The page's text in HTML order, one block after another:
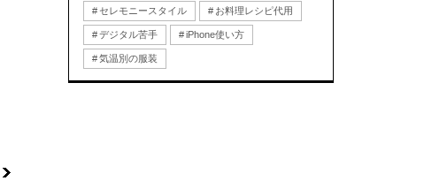
セレモニースタイル お料理レシピ代用
デジタル苦手 iPhone使い方
気温別の服装